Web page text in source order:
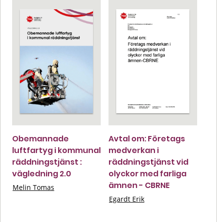
Obemannade
luftfartyg i kommunal
räddningstjänst :
vägledning 2.0
Melin Tomas
Avtal om: Företags
medverkan i
räddningstjänst vid
olyckor med farliga
ämnen - CBRNE
Egardt Erik